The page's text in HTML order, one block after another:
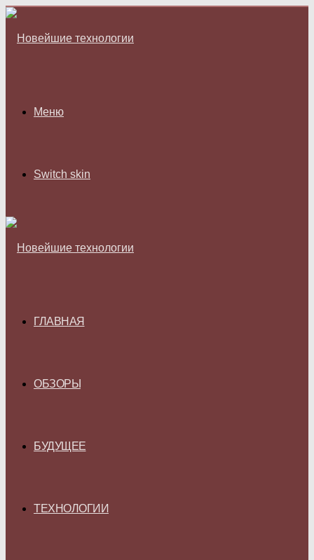
Меню
Switch skin
ГЛАВНАЯ
ОБЗОРЫ
БУДУЩЕЕ
ТЕХНОЛОГИИ